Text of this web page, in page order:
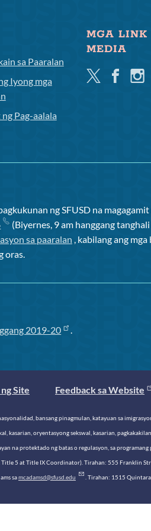
sa Paaralan
Iyong mga
Pag-aalala
MGA LINK
MEDIA
TwitterFacebook
ng SFUSD na
(Biyernes, 9 am hanggang
sa paaralan , kabilang ang
oras.
2019-20 .
Site Feedback sa Website
bansang pinagmulan, katayuan sa
oryentasyong sekswal, kasarian,
na protektado ng batas o regulasyon, sa
5 at Title IX Coordinator). Tirahan: 555 Franklin
samcadamsd@sfusd.edu . Tirahan: 1515